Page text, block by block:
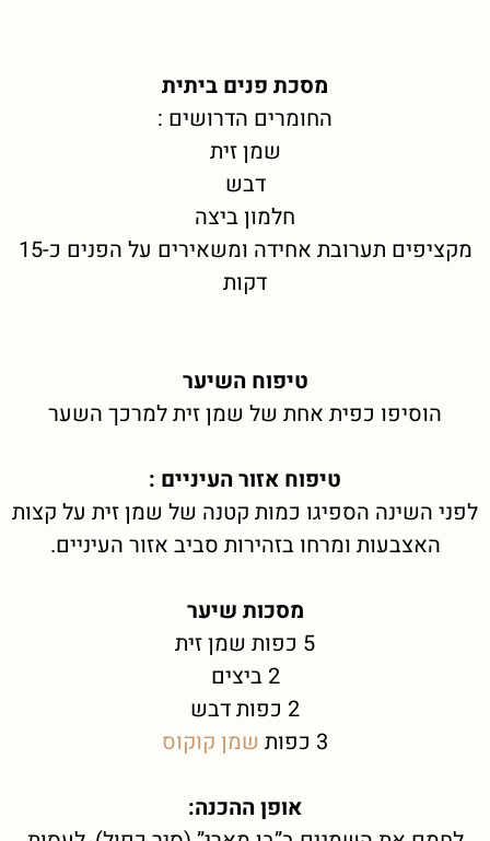
מסכת פנים ביתית
החומרים הדרושים :
שמן זית
דבש
חלמון ביצה
מקציפים תערובת אחידה ומשאירים על הפנים כ-15
דקות
טיפוח השיער
הוסיפו כפית אחת של שמן זית למרכך השער
טיפוח אזור העיניים :
לפני השינה הספיגו כמות קטנה של שמן זית על קצות
האצבעות ומרחו בזהירות סביב אזור העיניים.
מסכות שיער
5 כפות שמן זית
2 ביצים
2 כפות דבש
3 כפות
שמן קוקוס
אופן ההכנה: